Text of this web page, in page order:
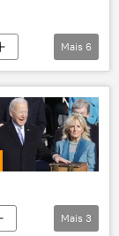
Mais 6
Mais 3